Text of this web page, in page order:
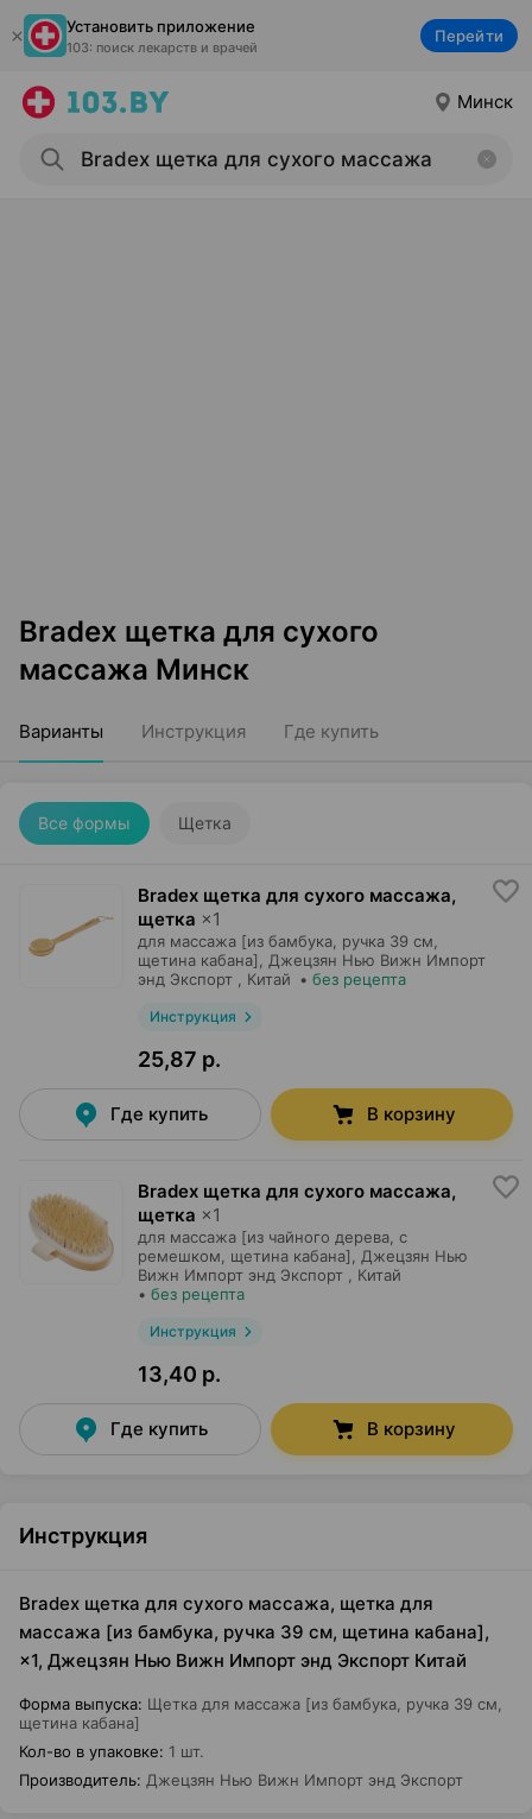
Установить приложение
103: поиск лекарств и врачей
Перейти
Минск
Bradex щетка для сухого
массажа Минск
Варианты Инструкция Где купить
Все формы Щетка
Bradex щетка для сухого массажа,
щетка ×1
для массажа [из бамбука, ручка 39 см,
щетина кабана],
Джецзян Нью Вижн Импорт
энд Экспорт
, Китай • без рецепта
Инструкция
25,87 р.
Где купить В корзину
Bradex щетка для сухого массажа,
щетка ×1
для массажа [из чайного дерева, с
ремешком, щетина кабана],
Джецзян Нью
Вижн Импорт энд Экспорт
, Китай
• без рецепта
Инструкция
13,40 р.
Где купить В корзину
Инструкция
Bradex щетка для сухого массажа, щетка для
массажа [из бамбука, ручка 39 см, щетина кабана],
×1, Джецзян Нью Вижн Импорт энд Экспорт Китай
Форма выпуска: Щетка для массажа [из бамбука, ручка 39 см,
щетина кабана]
Кол-во в упаковке: 1 шт.
Производитель: Джецзян Нью Вижн Импорт энд Экспорт